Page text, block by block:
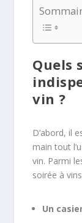
Quels
vin ?
D’abord, il
main tout
vin. Parmi
soirée à
Un